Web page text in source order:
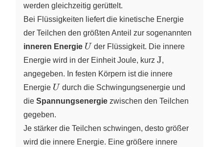
werden gleichzeitig gerüttelt.
Bei Flüssigkeiten liefert die kinetische Energie
der Teilchen den größten Anteil zur sogenannten
inneren Energie U
U der Flüssigkeit. Die innere
Energie wird in der Einheit Joule, kurz \pu{J}
J,
angegeben. In festen Körpern ist die innere
Energie U
U durch die Schwingungsenergie und
die Spannungsenergie zwischen den Teilchen
gegeben.
Je stärker die Teilchen schwingen, desto größer
wird die innere Energie. Eine größere innere